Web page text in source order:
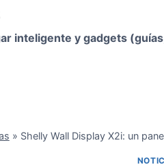
inteligente y gadgets
» Shelly Wall Display X2i: un